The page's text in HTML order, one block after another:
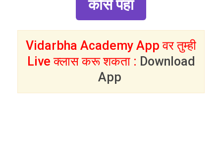
कोर्स पहा
Vidarbha Academy App वर तुम्ही
Live क्लास करू शकता : Download
App